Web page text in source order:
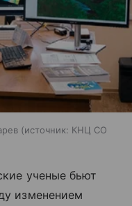
источник: КНЦ СО
ученые бьют
изменением